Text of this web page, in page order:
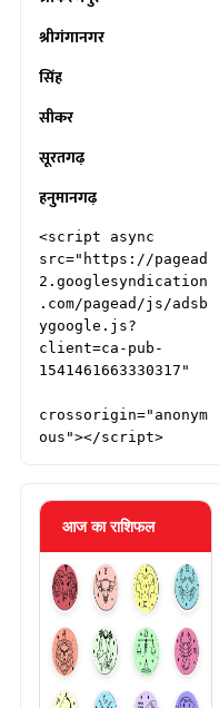
श्रीगंगानगर
सिंह
सीकर
सूरतगढ़
हनुमानगढ़
<script async
src="https://pagead
2.googlesyndication
.com/pagead/js/adsb
ygoogle.js?
client=ca-pub-
1541461663330317"
crossorigin="anonym
ous"></script>
आज का राशिफल